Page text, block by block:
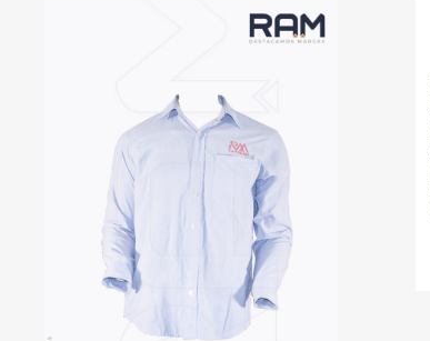
VER MÁS